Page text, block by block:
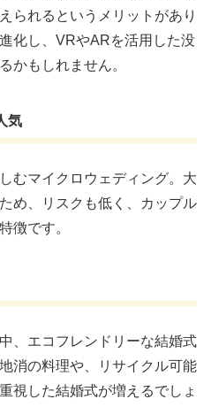
られるというメリットがあり
化し、VRやARを活用した没
かもしれません。
気
むマイクロウェディング。大
め、リスクも低く、カップル
徴です。
、エコフレンドリーな結婚式
消の料理や、リサイクル可能
視した結婚式が増えるでしょ